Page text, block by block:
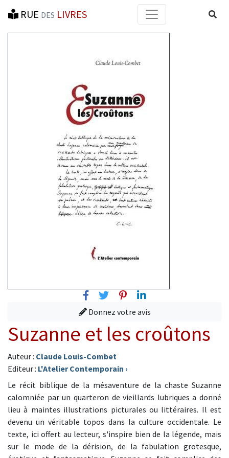
RUE DES LIVRES
FacebookTwitterPinterest
Linkedin
Donnez votre avis
Suzanne et les croûtons
Auteur : Claude Louis-Combet
Editeur : L'Atelier Contemporain ›
Le récit biblique de la mésaventure de la chaste Suzanne
calomniée par un quarteron de vieillards lubriques a donné
lieu à maintes illustrations picturales ou littéraires. Il est
devenu un véritable topos dans la culture occidentale. Le
texte, ici offert au lecteur, s'inspire bien de la légende, mais
sur le mode de la dérision, de la fabulation grotesque,